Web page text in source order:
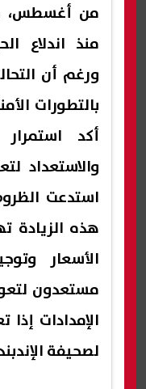
من أغسطس،
منذ اندلاع
ورغم أن
بالتطورات
أكد
والاستعداد
استدعت
هذه الزيادة
الأسعار
مستعدون
الإمدادات
لصحيفة